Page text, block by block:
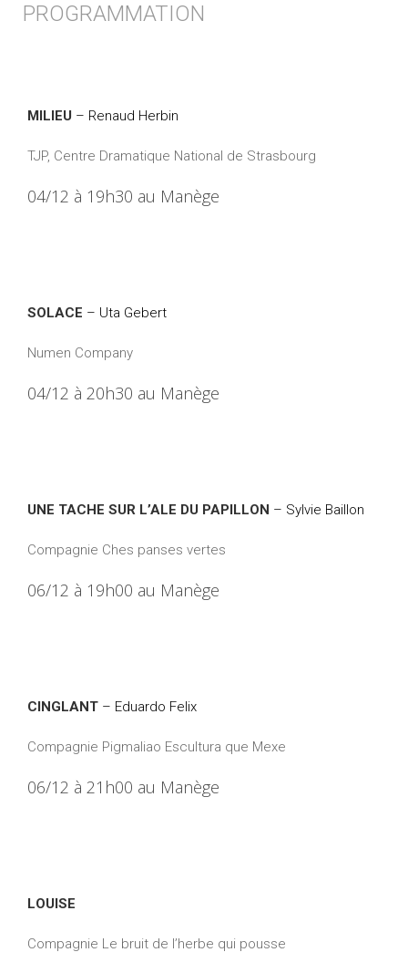
PROGRAMMATION
MILIEU – Renaud Herbin
TJP, Centre Dramatique National de Strasbourg
04/12 à 19h30 au Manège
SOLACE – Uta Gebert
Numen Company
04/12 à 20h30 au Manège
UNE TACHE SUR L’ALE DU PAPILLON – Sylvie Baillon
Compagnie Ches panses vertes
06/12 à 19h00 au Manège
CINGLANT – Eduardo Felix
Compagnie Pigmaliao Escultura que Mexe
06/12 à 21h00 au Manège
LOUISE
Compagnie Le bruit de l’herbe qui pousse